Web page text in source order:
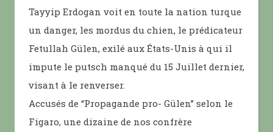
Tayyip Erdogan voit en toute la nation turque
un danger, les mordus du chien, le prédicateur
Fetullah Gülen, exilé aux États-Unis à qui il
impute le putsch manqué du 15 Juillet dernier,
visant à le renverser.
Accusés de “Propagande pro- Gülen” selon le
Figaro, une dizaine de nos confrère